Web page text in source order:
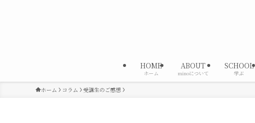
HOME
ホーム
ABOUT
minoについて
SCHOOL
学ぶ
ホーム コラム 受講生のご感想